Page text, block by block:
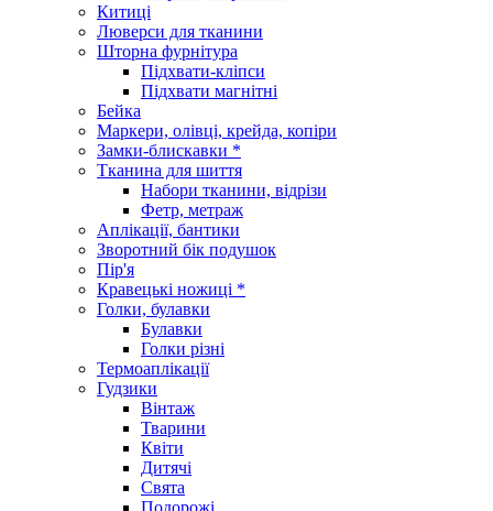
Китиці
Люверси для тканини
Шторна фурнітура
Підхвати-кліпси
Підхвати магнітні
Бейка
Маркери, олівці, крейда, копіри
Замки-блискавки *
Тканина для шиття
Набори тканини, відрізи
Фетр, метраж
Аплікації, бантики
Зворотний бік подушок
Пір'я
Кравецькі ножиці *
Голки, булавки
Булавки
Голки різні
Термоаплікації
Гудзики
Вінтаж
Тварини
Квіти
Дитячі
Свята
Подорожі